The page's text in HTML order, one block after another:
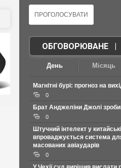
ОБГОВОРЮВАНЕ|
День Місяць
Магнітні бурі: прогноз на
0
Брат Анджеліни Джолі
0
Штучний інтелект у
впроваджується система
масованих авіаударів
0